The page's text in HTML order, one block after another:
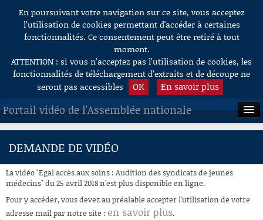
Aller au contenu
En poursuivant votre navigation sur ce site, vous acceptez
l’utilisation de cookies permettant d'accéder à certaines
fonctionnalités. Ce consentement peut être retiré à tout
moment.
ATTENTION : si vous n’acceptez pas l’utilisation de cookies, les
fonctionnalités de téléchargement d’extraits et de découpe ne
seront pas accessibles
OK En savoir plus
Portail vidéo de l'Assemblée nationale
ACCUEIL
À LA DEMANDE
RECHERCHE
DEMANDE DE VIDÉO
La vidéo "Egal accès aux soins : Audition des syndicats de jeunes
médecins" du 25 avril 2018 n'est plus disponible en ligne.
Pour y accéder, vous devez au préalable accepter l'utilisation de votre
adresse mail par notre site : en savoir plus.